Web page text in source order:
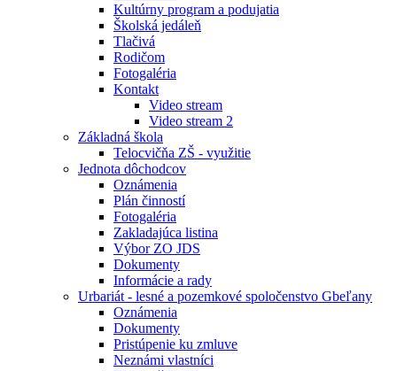
Kultúrny program a podujatia
Školská jedáleň
Tlačivá
Rodičom
Fotogaléria
Kontakt
Video stream
Video stream 2
Základná škola
Telocvičňa ZŠ - využitie
Jednota dôchodcov
Oznámenia
Plán činností
Fotogaléria
Zakladajúca listina
Výbor ZO JDS
Dokumenty
Informácie a rady
Urbariát - lesné a pozemkové spoločenstvo Gbeľany
Oznámenia
Dokumenty
Pristúpenie ku zmluve
Neznámi vlastníci